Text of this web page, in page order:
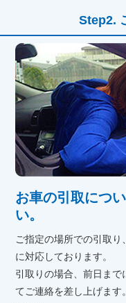
お車の引取につ
い。
ご指定の場所での引取
に対応しております。
引取りの場合、前日ま
てご連絡を差し上げま